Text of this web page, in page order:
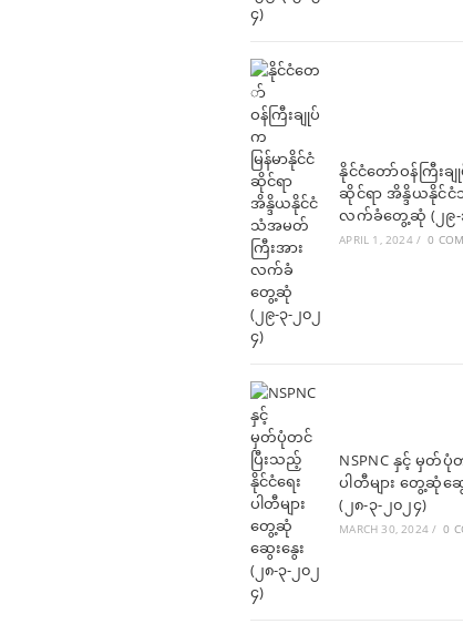
နိုင်ငံတော်ဝန်ကြီးခ
ဆိုင်ရာ အိန္ဒိယနိုင်
လက်ခံတွေ့ဆုံ (၂၉-
APRIL 1, 2024 / 0
NSPNC နှင့် မှတ်
ပါတီများ တွေ့ဆုံဆွေ
(၂၈-၃-၂၀၂၄)
MARCH 30, 2024 / 0